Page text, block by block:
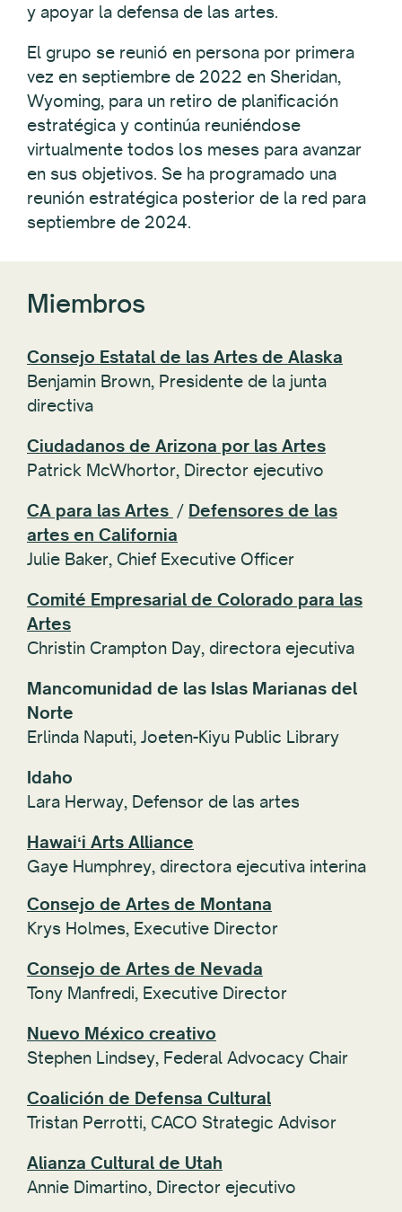
y apoyar la defensa de las artes.
El grupo se reunió en persona por primera
vez en septiembre de 2022 en Sheridan,
Wyoming, para un retiro de planificación
estratégica y continúa reuniéndose
virtualmente todos los meses para avanzar
en sus objetivos. Se ha programado una
reunión estratégica posterior de la red para
septiembre de 2024.
Miembros
Consejo Estatal de las Artes de Alaska
Benjamin Brown, Presidente de la junta
directiva
Ciudadanos de Arizona por las Artes
Patrick McWhortor, Director ejecutivo
CA para las Artes / Defensores de las
artes en California
Julie Baker, Chief Executive Officer
Comité Empresarial de Colorado para las
Artes
Christin Crampton Day, directora ejecutiva
Mancomunidad de las Islas Marianas del
Norte
Erlinda Naputi, Joeten-Kiyu Public Library
Idaho
Lara Herway, Defensor de las artes
Hawaiʻi Arts Alliance
Gaye Humphrey, directora ejecutiva interina
Consejo de Artes de Montana
Krys Holmes, Executive Director
Consejo de Artes de Nevada
Tony Manfredi, Executive Director
Nuevo México creativo
Stephen Lindsey, Federal Advocacy Chair
Coalición de Defensa Cultural
Tristan Perrotti, CACO Strategic Advisor
Alianza Cultural de Utah
Annie Dimartino, Director ejecutivo